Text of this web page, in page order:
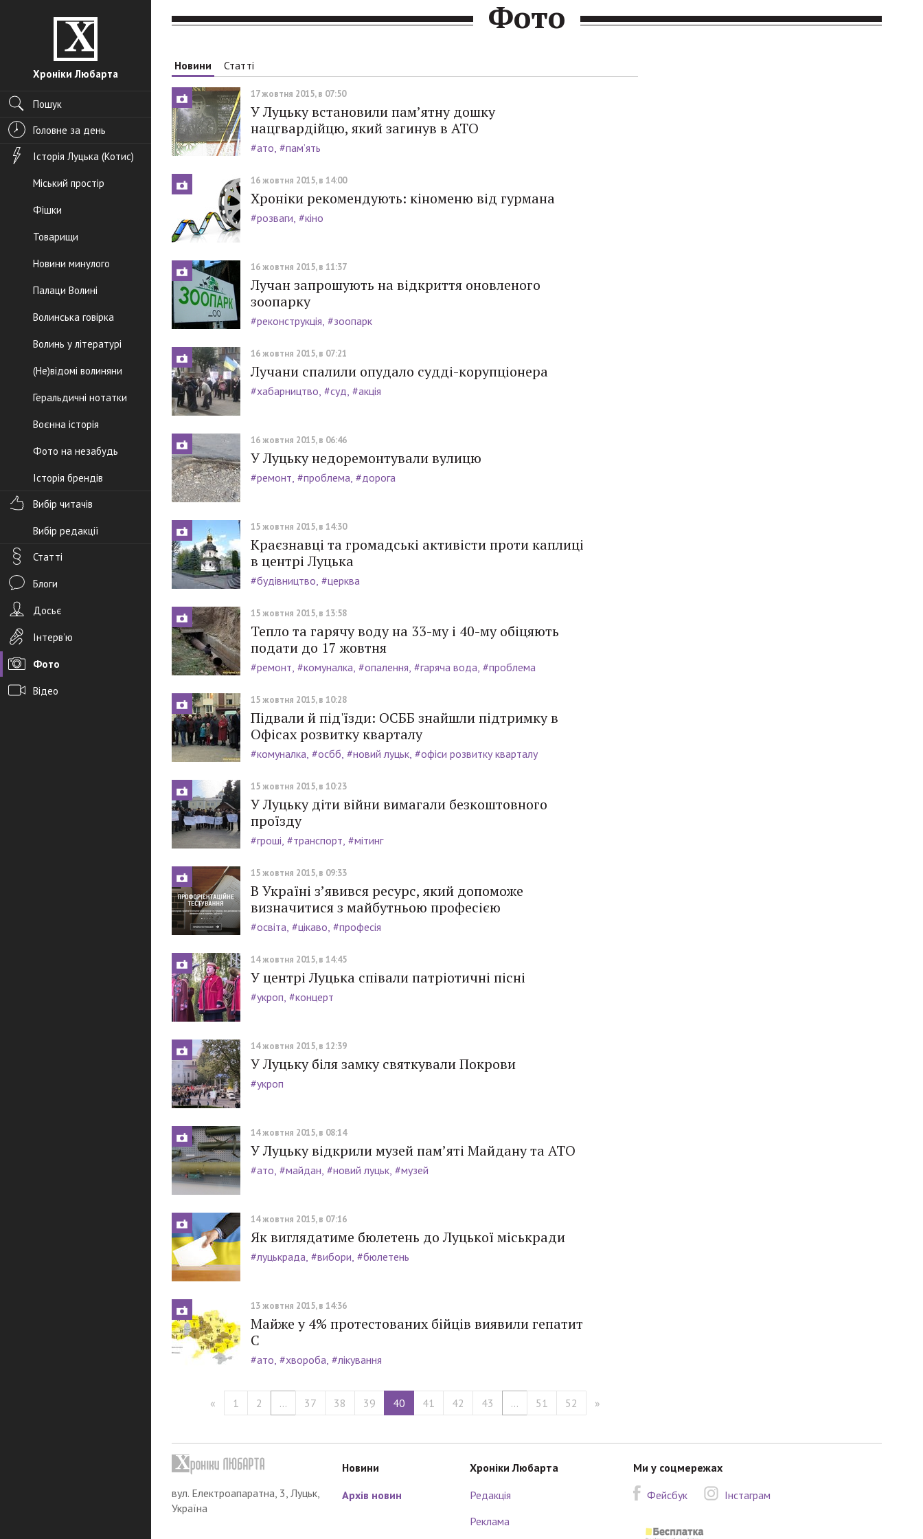
Хроніки Любарта
Пошук
Головне за день
Історія Луцька (Котис)
Міський простір
Фішки
Товарищи
Новини минулого
Палаци Волині
Волинська говірка
Волинь у літературі
(Не)відомі волиняни
Геральдичні нотатки
Воєнна історія
Фото на незабудь
Історія брендів
Вибір читачів
Вибір редакції
Статті
Блоги
Досьє
Інтерв’ю
Фото
Відео
Фото
Новини Статті
17 жовтня 2015, в 07:50
У Луцьку встановили пам’ятну дошку
нацгвардійцю, який загинув в АТО
#ато #пам’ять
16 жовтня 2015, в 14:00
Хроніки рекомендують: кіноменю від гурмана
#розваги #кіно
16 жовтня 2015, в 11:37
Лучан запрошують на відкриття оновленого
зоопарку
#реконструкція #зоопарк
16 жовтня 2015, в 07:21
Лучани спалили опудало судді-корупціонера
#хабарництво #суд #акція
16 жовтня 2015, в 06:46
У Луцьку недоремонтували вулицю
#ремонт #проблема #дорога
15 жовтня 2015, в 14:30
Краєзнавці та громадські активісти проти каплиці
в центрі Луцька
#будівництво #церква
15 жовтня 2015, в 13:58
Тепло та гарячу воду на 33-му і 40-му обіцяють
подати до 17 жовтня
#ремонт #комуналка #опалення #гаряча вода #проблема
15 жовтня 2015, в 10:28
Підвали й під'їзди: ОСББ знайшли підтримку в
Офісах розвитку кварталу
#комуналка #осбб #новий луцьк #офіси розвитку кварталу
15 жовтня 2015, в 10:23
У Луцьку діти війни вимагали безкоштовного
проїзду
#гроші #транспорт #мітинг
15 жовтня 2015, в 09:33
В Україні з’явився ресурс, який допоможе
визначитися з майбутньою професією
#освіта #цікаво #професія
14 жовтня 2015, в 14:45
У центрі Луцька співали патріотичні пісні
#укроп #концерт
14 жовтня 2015, в 12:39
У Луцьку біля замку святкували Покрови
#укроп
14 жовтня 2015, в 08:14
У Луцьку відкрили музей пам’яті Майдану та АТО
#ато #майдан #новий луцьк #музей
14 жовтня 2015, в 07:16
Як виглядатиме бюлетень до Луцької міськради
#луцькрада #вибори #бюлетень
13 жовтня 2015, в 14:36
Майже у 4% протестованих бійців виявили гепатит
С
#ато #хвороба #лікування
« 1 2 ... 37 38 39 40 41 42 43 ... 51 52 »
вул. Електроапаратна, 3, Луцьк,
Україна
Новини
Архів новин
Хроніки Любарта
Редакція
Реклама
Ми у соцмережах
Фейсбук
Інстаграм